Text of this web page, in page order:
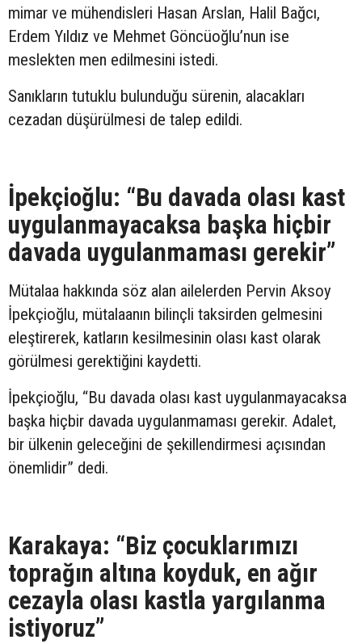
mimar ve mühendisleri Hasan Arslan, Halil Bağcı,
Erdem Yıldız ve Mehmet Göncüoğlu’nun ise
meslekten men edilmesini istedi.
Sanıkların tutuklu bulunduğu sürenin, alacakları
cezadan düşürülmesi de talep edildi.
İpekçioğlu: “Bu davada olası kast
uygulanmayacaksa başka hiçbir
davada uygulanmaması gerekir”
Mütalaa hakkında söz alan ailelerden Pervin Aksoy
İpekçioğlu, mütalaanın bilinçli taksirden gelmesini
eleştirerek, katların kesilmesinin olası kast olarak
görülmesi gerektiğini kaydetti.
İpekçioğlu, “Bu davada olası kast uygulanmayacaksa
başka hiçbir davada uygulanmaması gerekir. Adalet,
bir ülkenin geleceğini de şekillendirmesi açısından
önemlidir” dedi.
Karakaya: “Biz çocuklarımızı
toprağın altına koyduk, en ağır
cezayla olası kastla yargılanma
istiyoruz”